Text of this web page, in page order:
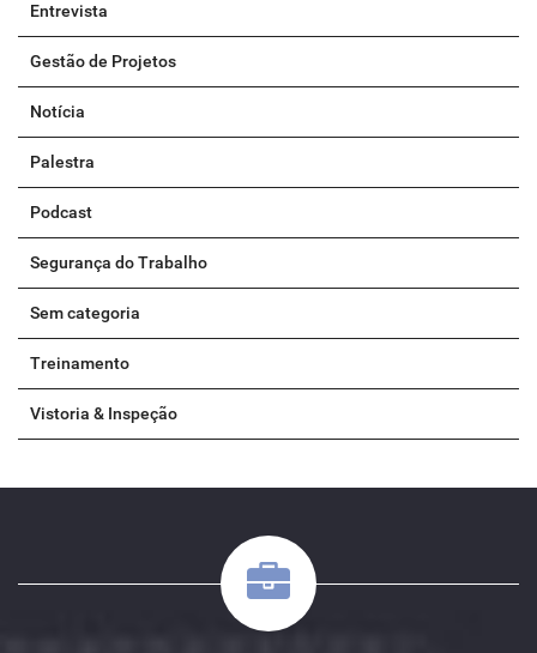
Entrevista
Gestão de Projetos
Notícia
Palestra
Podcast
Segurança do Trabalho
Sem categoria
Treinamento
Vistoria & Inspeção